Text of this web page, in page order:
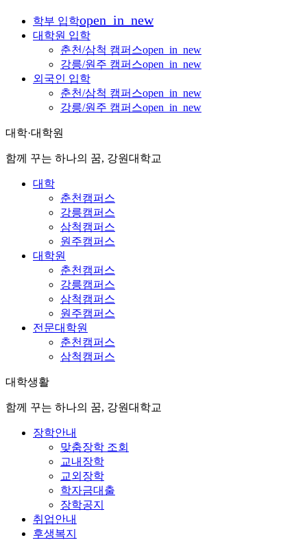
학부 입학open_in_new
대학원 입학
춘천/삼척 캠퍼스open_in_new
강릉/원주 캠퍼스open_in_new
외국인 입학
춘천/삼척 캠퍼스open_in_new
강릉/원주 캠퍼스open_in_new
대학·대학원
함께 꾸는 하나의 꿈, 강원대학교
대학
춘천캠퍼스
강릉캠퍼스
삼척캠퍼스
원주캠퍼스
대학원
춘천캠퍼스
강릉캠퍼스
삼척캠퍼스
원주캠퍼스
전문대학원
춘천캠퍼스
삼척캠퍼스
대학생활
함께 꾸는 하나의 꿈, 강원대학교
장학안내
맞춤장학 조회
교내장학
교외장학
학자금대출
장학공지
취업안내
후생복지